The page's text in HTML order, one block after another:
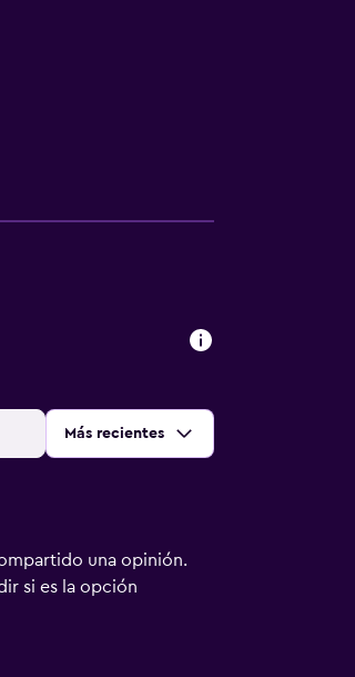
Ordenar por:
Más recientes
una opinión.
si es la opción